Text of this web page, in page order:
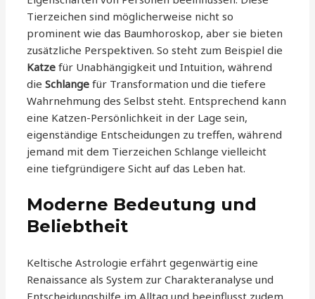
Tierzeichen sind möglicherweise nicht so
prominent wie das Baumhoroskop, aber sie bieten
zusätzliche Perspektiven. So steht zum Beispiel die
Katze für Unabhängigkeit und Intuition, während
dieSchlange für Transformation und die tiefere
Wahrnehmung des Selbst steht. Entsprechend kann
eine Katzen-Persönlichkeit in der Lage sein,
eigenständige Entscheidungen zu treffen, während
jemand mit dem Tierzeichen Schlange vielleicht
eine tiefgründigere Sicht auf das Leben hat.
Moderne Bedeutung und
Beliebtheit
Keltische Astrologie erfährt gegenwärtig eine
Renaissance als System zur Charakteranalyse und